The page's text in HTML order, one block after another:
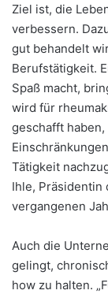
Ziel ist, die
verbessern.
gut behandelt
Berufstätigkeit.
Spaß macht,
wird für
geschafft
Tätigkeit
Ihle, Präsidentin
vergangenen
Auch die
gelingt,
how zu halten.